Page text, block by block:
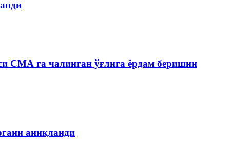
СМА га чалинган ўғлига ёрдам беришни
аниқланди